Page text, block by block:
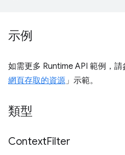
示例
如需更多 Runtime API 範例，請
網頁存取的資源」示範。
類型
ContextFilter